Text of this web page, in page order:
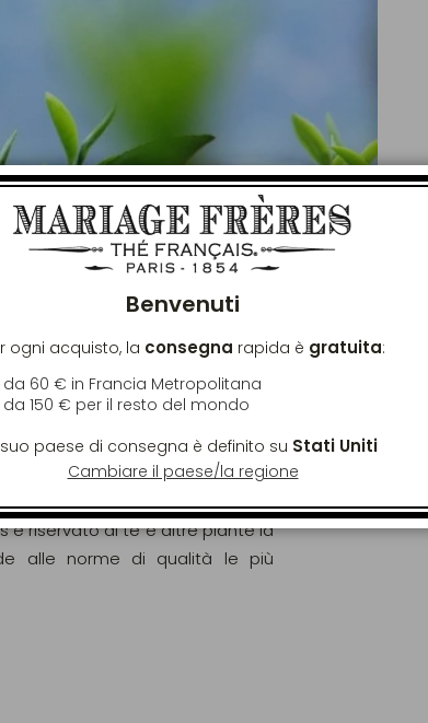
analizzati e controllati al fine
(EC) N° 396/2005.
è riservato ai tè e altre piante la
alle norme di qualità le più
Benvenuti
ogni acquisto, la consegna rapida è gratuita:
da 60 € in Francia Metropolitana
da 150 € per il resto del mondo
suo paese di consegna è definito su Stati Uniti
Cambiare il paese/la regione